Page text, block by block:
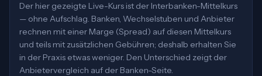
Der hier gezeigte Live-Kurs ist der Interbanken-Mittelkurs
— ohne Aufschlag. Banken, Wechselstuben und Anbieter
rechnen mit einer Marge (Spread) auf diesen Mittelkurs
und teils mit zusätzlichen Gebühren; deshalb erhalten Sie
in der Praxis etwas weniger. Den Unterschied zeigt der
Anbietervergleich auf der Banken-Seite.